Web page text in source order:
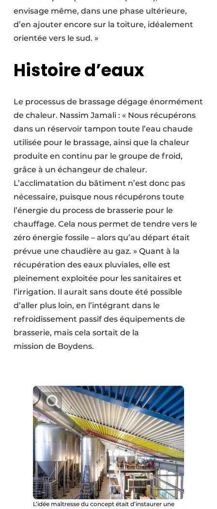
envisage même, dans une phase ultérieure,
d’en ajouter encore sur la toiture, idéalement
orientée vers le sud. »
Histoire d’eaux
Le processus de brassage dégage énormément
de chaleur. Nassim Jamali : « Nous récupérons
dans un réservoir tampon toute l’eau chaude
utilisée pour le brassage, ainsi que la chaleur
produite en continu par le groupe de froid,
grâce à un échangeur de chaleur.
L’acclimatation du bâtiment n’est donc pas
nécessaire, puisque nous récupérons toute
l’énergie du process de brasserie pour le
chauffage. Cela nous permet de tendre vers le
zéro énergie fossile – alors qu’au départ était
prévue une chaudière au gaz. » Quant à la
récupération des eaux pluviales, elle est
pleinement exploitée pour les sanitaires et
l’irrigation. Il aurait sans doute été possible
d’aller plus loin, en l’intégrant dans le
refroidissement passif des équipements de
brasserie, mais cela sortait de la
mission de Boydens.
L’idée maîtresse du concept était d’instaurer une